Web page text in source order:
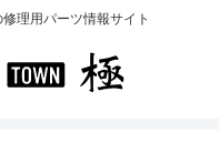
理用パーツ情報サイト